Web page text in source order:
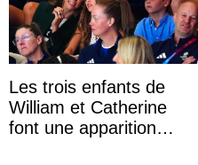
Les trois enfants de
William et Catherine
font une apparition